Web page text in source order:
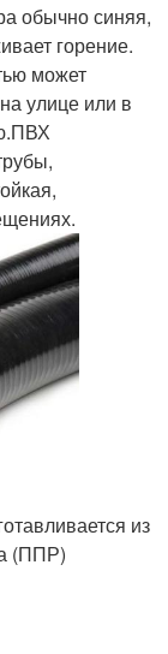
обычно синяя,
горение.
может
улице или в
из
(ППР)